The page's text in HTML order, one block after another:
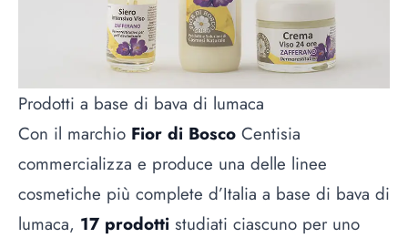
Prodotti a base di bava di lumaca
Con il marchio Fior di Bosco Centisia
commercializza e produce una delle linee
cosmetiche più complete d’Italia a base di bava di
lumaca, 17 prodotti studiati ciascuno per uno